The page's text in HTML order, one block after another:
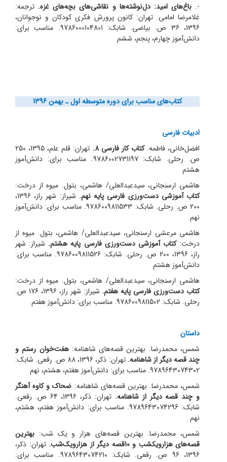
-.باغ‌های امید: دل‌نوشته‌ها و نقاشی‌های بچه‌های غزه. ترجمه:
غلامرضا امامی. تهران: کانون پرورش فکری کودکان و نوجوانان،
1396، 36 ص. بیاضی. شابک: 9786000104801. مناسب برای:
دانش‌آموز چهارم، پنجم، ششم
کتاب‌های مناسب برای دوره متوسطه اول ـ بهمن 1396
ادبیات فارسی
افضل‌خانی، فاطمه.کتاب کار فارسی 8.
تهران: قلم علم، 1395، 250
ص. رحلی. شابک: 9786002731197. مناسب برای: دانش‌آموز
هشتم
هاشمی‌ ارسنجانی، سیدعبدالعلی/ هاشمی، بتول. میوه از درخت:
کتاب آموزشی دست‌ورزی فارسی پایه نهم.
شیراز: شهر راز، 1396،
200 ص. رحلی. شابک: 9786009811533. مناسب برای: دانش‌آموز
نهم
هاشمی مرعشی ارسنجانی، سید‌عبدالعلی/ هاشمی، بتول. میوه از
درخت:کتاب آموزشی دست‌ورزی فارسی پایه هشتم. شیراز: شهر
راز، 1396، 200 ص. رحلی. شابک: 9786009811526. مناسب برای:
دانش‌آموز هشتم
هاشمی ارسنجانی، سیدعبدالعلی/ هاشمی، بتول. میوه از درخت:
کتاب دست‌ورزی فارسی پایه هفتم.
شیراز: شهر راز، 1396، 176 ص.
رحلی. شابک: 9786009811502. مناسب برای: دانش‌آموز هفتم
داستان
شمس، محمدرضا. بهترین قصه‌های شاهنامه:هفت‌خوان رستم و
چند قصه دیگر از شاهنامه.
تهران: ذکر، 1396، 88 ص. رقعی. شابک:
9789643074302. مناسب برای: دانش‌آموز هفتم، هشتم، نهم
شمس، محمدرضا. بهترین قصه‌های شاهنامه: ضحاک و کاوه آهنگر
و چند قصه دیگر از شاهنامه.
تهران: ذکر، 1396، 64 ص. رقعی.
شابک: 9789643074296. مناسب برای: دانش‌آموز هفتم، هشتم،
نهم
شمس، محمدرضا. بهترین قصه‌های هزار و یک شب: بهترین
قصه‌های هزار‌و‌یکشب و 10قصه دیگر از هزار‌و‌یک‌شب.
تهران: ذکر،
1396، 96 ص. رقعی. شابک: 9789643074210. مناسب برای: